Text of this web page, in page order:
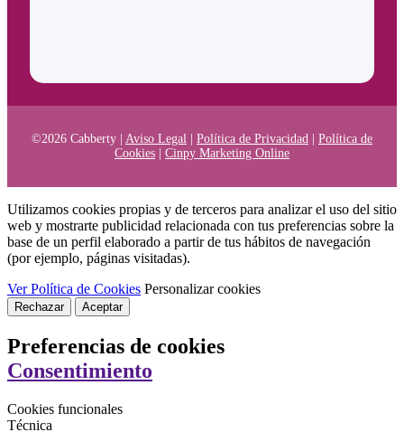
©2026 Cabberty | Aviso Legal Política de Privacidad
Política de
Cookies
Cinpy Marketing Online
Utilizamos cookies propias y de terceros para analizar el uso del sitio
web y mostrarte publicidad relacionada con tus preferencias sobre la
base de un perfil elaborado a partir de tus hábitos de navegación
(por ejemplo, páginas visitadas).
Ver Política de Cookies Personalizar cookies
Rechazar Aceptar
Preferencias de cookies
Consentimiento
Cookies funcionales
Técnica